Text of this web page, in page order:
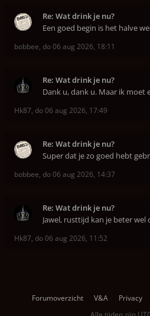
Re: Wat drink je nu?
Een goed begin is het halve
bobbee, do 06 aug 2026, 18:11
Re: Wat drink je nu?
Dank u, dank u. Maar ik moet
Hk87, do 06 aug 2026, 17:49
Re: Wat drink je nu?
Super dat je zo goed hebt
bobbee, do 06 aug 2026, 14:37
Re: Wat drink je nu?
Jawel, rusttijd kan je beter wel
Hk87, do 06 aug 2026, 11:52
Forumoverzicht V&A Privacy